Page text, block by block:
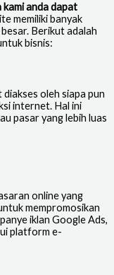
kami anda dapat
memiliki banyak
Berikut adalah
bisnis:
oleh siapa pun
internet. Hal ini
pasar yang lebih luas
online yang
mempromosikan
iklan Google Ads,
platform e-